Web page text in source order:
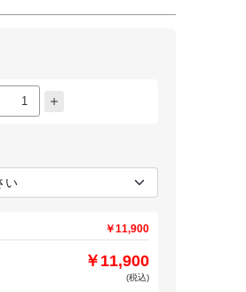
￥11,900
￥11,900
(税込)